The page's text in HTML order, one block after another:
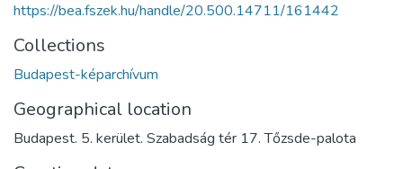
https://bea.fszek.hu/handle/20.500.14711/161442
Collections
Budapest-képarchívum
Geographical location
Budapest. 5. kerület. Szabadság tér 17. Tőzsde-palota